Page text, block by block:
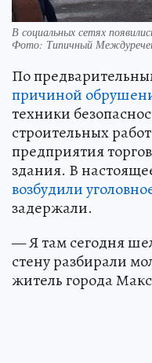
В социальных сетях
Фото: Типичный
По
причиной
техники
строительных
предприятия
здания. В
возбудили
задержали.
— Я там сегодня
стену разбирали
житель города